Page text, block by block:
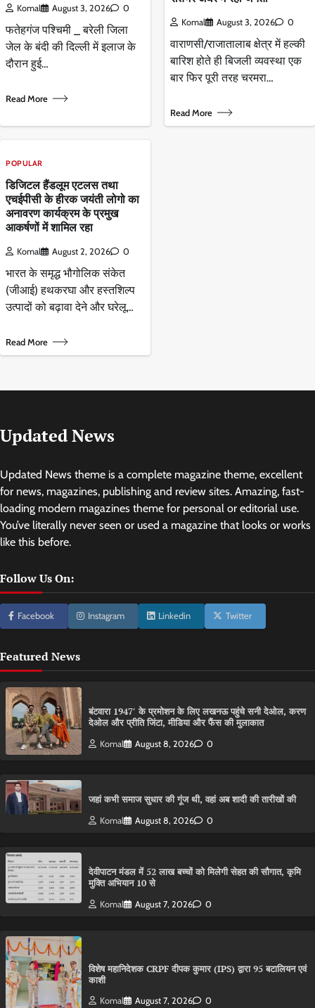
Komal August 3, 2026 0
फतेहगंज पश्चिमी _ बरेली जिला
जेल के बंदी की दिल्ली में इलाज के
दौरान हुई…
Read More
Komal August 3, 2026 0
वाराणसी/राजातालाब क्षेत्र में हल्की
बारिश होते ही बिजली व्यवस्था एक
बार फिर पूरी तरह चरमरा…
Read More
POPULAR
डिजिटल हैंडलूम एटलस तथा
एचईपीसी के हीरक जयंती लोगो का
अनावरण कार्यक्रम के प्रमुख
आकर्षणों में शामिल रहा
Komal August 2, 2026 0
भारत के समृद्ध भौगोलिक संकेत
(जीआई) हथकरघा और हस्तशिल्प
उत्पादों को बढ़ावा देने और घरेलू…
Read More
Updated News
Updated News theme is a complete magazine theme, excellent
for news, magazines, publishing and review sites. Amazing, fast-
loading modern magazines theme for personal or editorial use.
You’ve literally never seen or used a magazine that looks or works
like this before.
Follow Us On:
Facebook Instagram Linkedin Twitter
Featured News
बंटवारा 1947′ के प्रमोशन के लिए लखनऊ पहुंचे सनी देओल, करण
देओल और प्रीति जिंटा, मीडिया और फैंस की मुलाकात
Komal August 8, 2026 0
जहां कभी समाज सुधार की गूंज थी, वहां अब शादी की तारीखों की
Komal August 8, 2026 0
देवीपाटन मंडल में 52 लाख बच्चों को मिलेगी सेहत की सौगात, कृमि
मुक्ति अभियान 10 से
Komal August 7, 2026 0
विशेष महानिदेशक CRPF दीपक कुमार (IPS) द्वारा 95 बटालियन एवं
काशी
Komal August 7, 2026 0